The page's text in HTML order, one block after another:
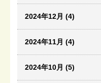
2024年12月 (4)
2024年11月 (4)
2024年10月 (5)